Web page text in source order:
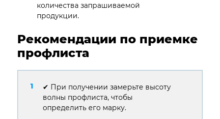
количества запрашиваемой
продукции.
Рекомендации по приемке
профлиста
✔ При получении замерьте высоту
волны профлиста, чтобы
определить его марку.